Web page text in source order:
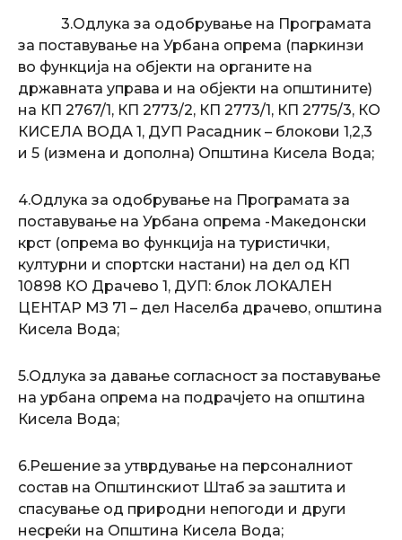
3.Одлука за одобрување на Програмата
за поставување на Урбана опрема (паркинзи
во функција на објекти на органите на
државната управа и на објекти на општините)
на КП 2767/1, КП 2773/2, КП 2773/1, КП 2775/3, КО
КИСЕЛА ВОДА 1, ДУП Расадник – блокови 1,2,3
и 5 (измена и дополна) Општина Кисела Вода;
4.Одлука за одобрување на Програмата за
поставување на Урбана опрема -Македонски
крст (опрема во функција на туристички,
културни и спортски настани) на дел од КП
10898 КО Драчево 1, ДУП: блок ЛОКАЛЕН
ЦЕНТАР МЗ 71 – дел Населба драчево, општина
Кисела Вода;
5.Одлука за давање согласност за поставување
на урбана опрема на подрачјето на општина
Кисела Вода;
6.Решение за утврдување на персоналниот
состав на Општинскиот Штаб за заштита и
спасување од природни непогоди и други
несреќи на Општина Кисела Вода;